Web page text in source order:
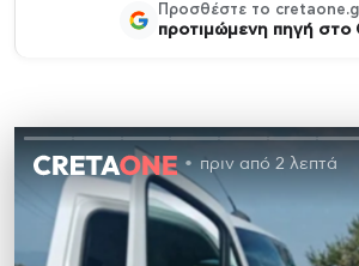
Προσθέστε το
προτιμώμενη πηγή στο
πριν από 2 λεπτά